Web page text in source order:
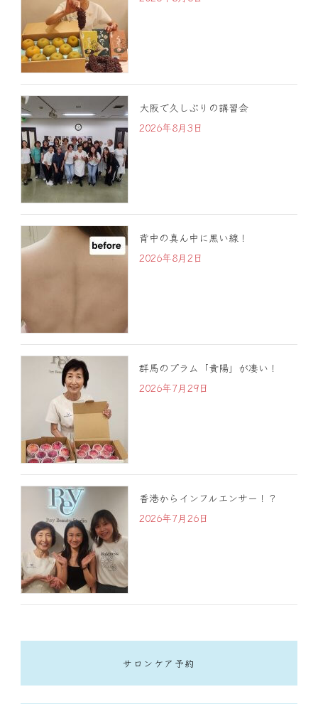
大阪で久しぶりの講習会
2026年8月3日
背中の真ん中に黒い線！
2026年8月2日
群馬のプラム「貴陽」が凄い！
2026年7月29日
香港からインフルエンサー！？
2026年7月26日
サロンケア予約